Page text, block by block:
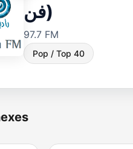
فن)
97.7 FM
Pop / Top 40